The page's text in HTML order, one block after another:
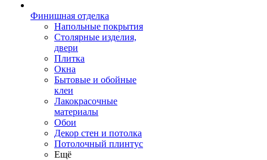
Финишная отделка
Напольные покрытия
Столярные изделия,
двери
Плитка
Окна
Бытовые и обойные
клеи
Лакокрасочные
материалы
Обои
Декор стен и потолка
Потолочный плинтус
Ещё